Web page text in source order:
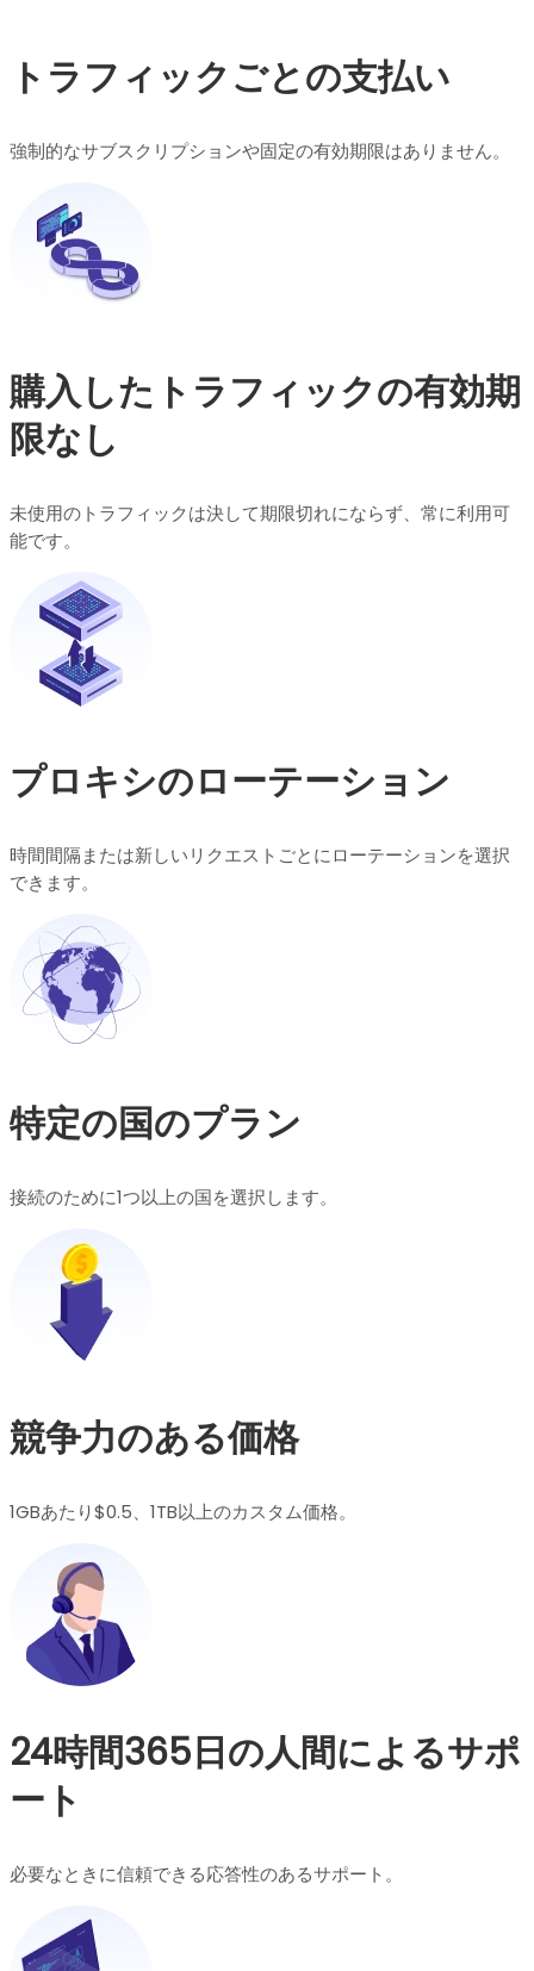
トラフィックごとの支払い
強制的なサブスクリプションや固定の有効期限はありません。
購入したトラフィックの有効期
限なし
未使用のトラフィックは決して期限切れにならず、常に利用可
能です。
プロキシのローテーション
時間間隔または新しいリクエストごとにローテーションを選択
できます。
特定の国のプラン
接続のために1つ以上の国を選択します。
競争力のある価格
1GBあたり$0.5、1TB以上のカスタム価格。
24時間365日の人間によるサポ
ート
必要なときに信頼できる応答性のあるサポート。